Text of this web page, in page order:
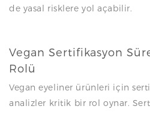
de yasal risklere yol açabilir.
Vegan Sertifikasyon
Rolü
Vegan eyeliner ürünleri için
analizler kritik bir rol oynar.